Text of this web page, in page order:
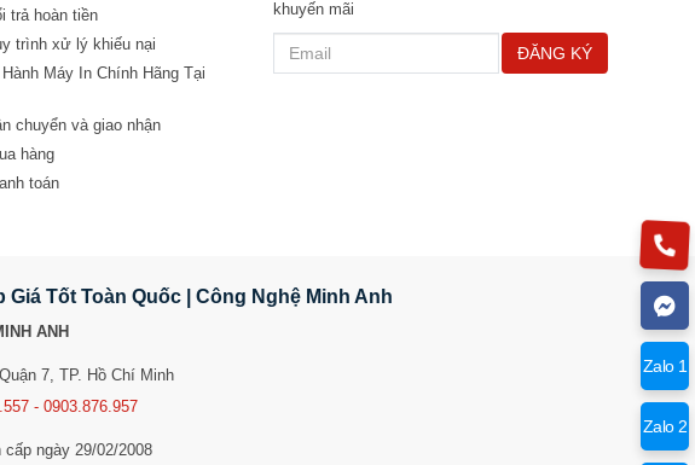
trả hoàn tiền
trình xử lý khiếu nại
Máy In Chính Hãng Tại
chuyển và giao nhận
hàng
toán
khuyến mãi
ĐĂNG KÝ
Tốt Toàn Quốc | Công Nghệ Minh Anh
ANH
7, TP. Hồ Chí Minh
- 0903.876.957
ngày 29/02/2008
Zalo 1
Zalo 2